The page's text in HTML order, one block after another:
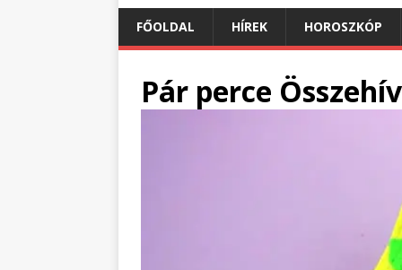
FŐOLDAL HÍREK HOROSZKÓP
Pár perce